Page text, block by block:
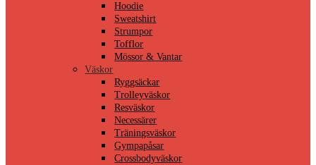
Hoodie
Sweatshirt
Strumpor
Tofflor
Mössor & Vantar
Väskor
Ryggsäckar
Trolleyväskor
Resväskor
Necessärer
Träningsväskor
Gympapåsar
Crossbodyväskor